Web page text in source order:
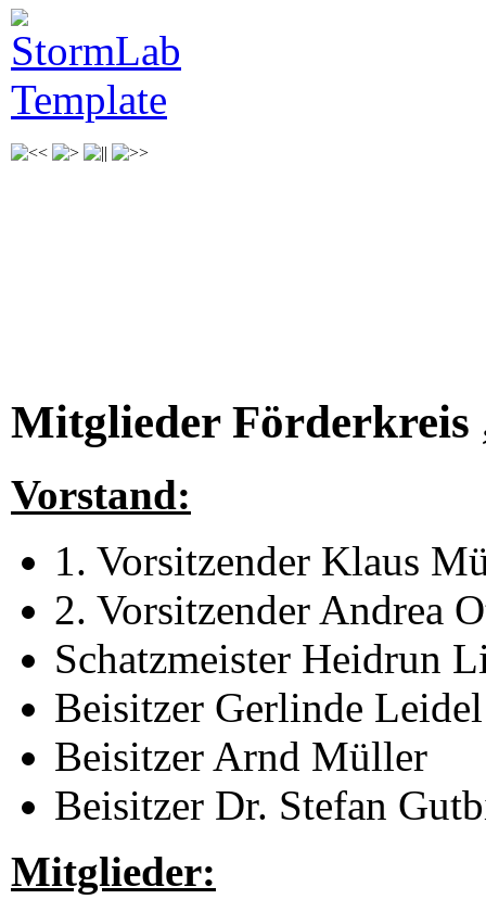
Mitglieder Förderkreis
Vorstand:
1. Vorsitzender Klaus
2. Vorsitzender Andrea
Schatzmeister Heidrun
Beisitzer Gerlinde Leidel
Beisitzer Arnd Müller
Beisitzer Dr. Stefan
Mitglieder: